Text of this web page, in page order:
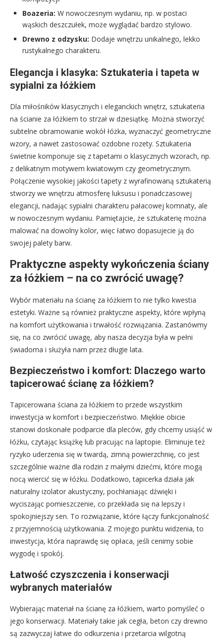
Boazeria: W nowoczesnym wydaniu, np. w postaci
wąskich deszczułek, może wyglądać bardzo stylowo.
Drewno z odzysku: Dodaje wnętrzu unikalnego, lekko
rustykalnego charakteru.
Elegancja i klasyka: Sztukateria i tapeta w
sypialni za łóżkiem
Dla miłośników klasycznych i eleganckich wnętrz, sztukateria
na ścianie za łóżkiem to strzał w dziesiątkę. Można stworzyć
subtelne obramowanie wokół łóżka, wyznaczyć geometryczne
wzory, a nawet zastosować ozdobne rozety. Sztukateria
świetnie komponuje się z tapetami o klasycznych wzorach, np.
z delikatnym motywem kwiatowym czy geometrycznym.
Połączenie wysokiej jakości tapety z wyrafinowaną sztukaterią
stworzy we wnętrzu atmosferę luksusu i ponadczasowej
elegancji, nadając sypialni charakteru pałacowej komnaty, ale
w nowoczesnym wydaniu. Pamiętajcie, że sztukaterię można
malować na dowolny kolor, więc łatwo dopasujecie ją do
swojej palety barw.
Praktyczne aspekty wykończenia ściany
za łóżkiem – na co zwrócić uwagę?
Wybór materiału na ścianę za łóżkiem to nie tylko kwestia
estetyki. Ważne są również praktyczne aspekty, które wpłyną
na komfort użytkowania i trwałość rozwiązania. Zastanówmy
się, na co zwrócić uwagę, aby nasza decyzja była w pełni
świadoma i służyła nam przez długie lata.
Bezpieczeństwo i komfort: Dlaczego warto
tapicerować ścianę za łóżkiem?
Tapicerowana ściana za łóżkiem to przede wszystkim
inwestycja w komfort i bezpieczeństwo. Miękkie obicie
stanowi doskonałe podparcie dla pleców, gdy chcemy usiąść w
łóżku, czytając książkę lub pracując na laptopie. Eliminuje też
ryzyko uderzenia się w twardą, zimną powierzchnię, co jest
szczególnie ważne dla rodzin z małymi dziećmi, które mogą
nocą wiercić się w łóżku. Dodatkowo, tapicerka działa jak
naturalny izolator akustyczny, pochłaniając dźwięki i
wyciszając pomieszczenie, co przekłada się na lepszy i
spokojniejszy sen. To rozwiązanie, które łączy funkcjonalność
z przyjemnością użytkowania. Z mojego punktu widzenia, to
inwestycja, która naprawdę się opłaca, jeśli cenimy sobie
wygodę i spokój.
Łatwość czyszczenia i konserwacji
wybranych materiałów
Wybierając materiał na ścianę za łóżkiem, warto pomyśleć o
jego konserwacji. Materiały takie jak cegła, beton czy drewno
są zazwyczaj łatwe do odkurzenia i przetarcia wilgotną